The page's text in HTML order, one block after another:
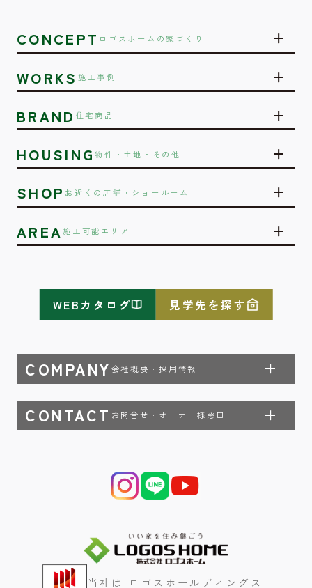
CONCEPT ロゴスホームの家づくり
WORKS 施工事例
BRAND 住宅商品
HOUSING物件・土地・その他
SHOP お近くの店舗・ショールーム
AREA施工可能エリア
COMPANY 会社概要・採用情報
CONTACT お問合せ・オーナー様窓口
WEBカタログ 見学先を探す
当社は ロゴスホールディングス